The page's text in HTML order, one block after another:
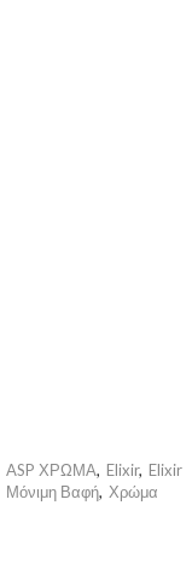
ASP ΧΡΩΜΑ, Elixir, Elixir
Μόνιμη Βαφή, Χρώμα